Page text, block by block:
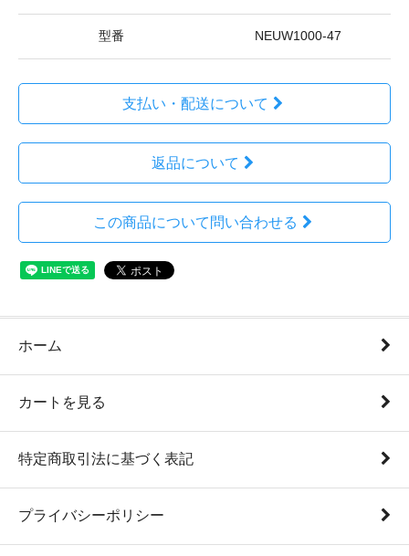
型番 NEUW1000-47
支払い・配送について
返品について
この商品について問い合わせる
ホーム
カートを見る
特定商取引法に基づく表記
プライバシーポリシー